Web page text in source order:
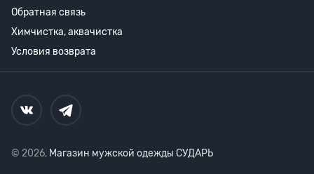
Обратная связь
Химчистка, аквачистка
Условия возврата
© 2026, Магазин мужской одежды СУДАРЬ